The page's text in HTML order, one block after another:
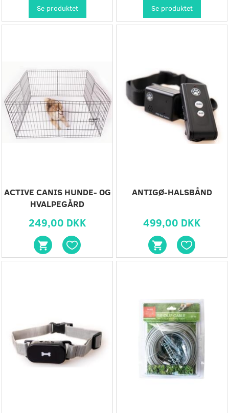
Se produktet Se produktet
ACTIVE CANIS HUNDE- OG
HVALPEGÅRD
249,00 DKK
ANTIGØ-HALSBÅND
499,00 DKK